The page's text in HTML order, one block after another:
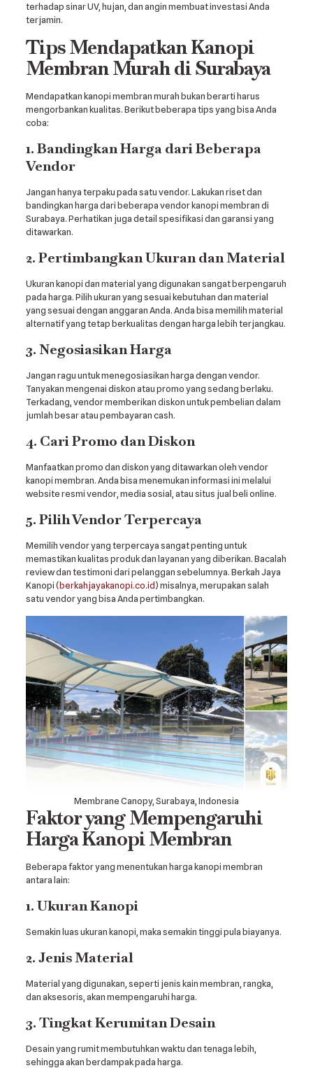
terhadap sinar UV, hujan, dan angin membuat investasi Anda
terjamin.
Tips Mendapatkan Kanopi
Membran Murah di Surabaya
Mendapatkan kanopi membran murah bukan berarti harus
mengorbankan kualitas. Berikut beberapa tips yang bisa Anda
coba:
1. Bandingkan Harga dari Beberapa
Vendor
Jangan hanya terpaku pada satu vendor. Lakukan riset dan
bandingkan harga dari beberapa vendor kanopi membran di
Surabaya. Perhatikan juga detail spesifikasi dan garansi yang
ditawarkan.
2. Pertimbangkan Ukuran dan Material
Ukuran kanopi dan material yang digunakan sangat berpengaruh
pada harga. Pilih ukuran yang sesuai kebutuhan dan material
yang sesuai dengan anggaran Anda. Anda bisa memilih material
alternatif yang tetap berkualitas dengan harga lebih terjangkau.
3. Negosiasikan Harga
Jangan ragu untuk menegosiasikan harga dengan vendor.
Tanyakan mengenai diskon atau promo yang sedang berlaku.
Terkadang, vendor memberikan diskon untuk pembelian dalam
jumlah besar atau pembayaran cash.
4. Cari Promo dan Diskon
Manfaatkan promo dan diskon yang ditawarkan oleh vendor
kanopi membran. Anda bisa menemukan informasi ini melalui
website resmi vendor, media sosial, atau situs jual beli online.
5. Pilih Vendor Terpercaya
Memilih vendor yang terpercaya sangat penting untuk
memastikan kualitas produk dan layanan yang diberikan. Bacalah
review dan testimoni dari pelanggan sebelumnya. Berkah Jaya
Kanopi (berkahjayakanopi.co.id) misalnya, merupakan salah
satu vendor yang bisa Anda pertimbangkan.
Membrane Canopy, Surabaya, Indonesia
Faktor yang Mempengaruhi
Harga Kanopi Membran
Beberapa faktor yang menentukan harga kanopi membran
antara lain:
1. Ukuran Kanopi
Semakin luas ukuran kanopi, maka semakin tinggi pula biayanya.
2. Jenis Material
Material yang digunakan, seperti jenis kain membran, rangka,
dan aksesoris, akan mempengaruhi harga.
3. Tingkat Kerumitan Desain
Desain yang rumit membutuhkan waktu dan tenaga lebih,
sehingga akan berdampak pada harga.